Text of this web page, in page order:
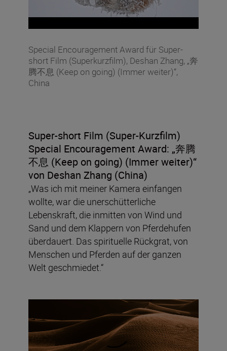
Special Encouragement Award für Super-
short Film (Superkurzfilm), Deshan Zhang, „奔
腾不息 (Keep on going) (Immer weiter)“,
China
Super-short Film (Super-Kurzfilm)
Special Encouragement Award: „奔腾
不息 (Keep on going) (Immer weiter)“
von Deshan Zhang (China)
„Was ich mit meiner Kamera einfangen
wollte, war die unerschütterliche
Lebenskraft, die inmitten von Wind und
Sand und dem Klappern von Pferdehufen
überdauert. Das spirituelle Rückgrat, von
Menschen und Pferden auf der ganzen
Welt geschmiedet.“